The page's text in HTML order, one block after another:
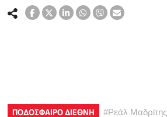
ΠΟΔΟΣΦΑΙΡΟ ΔΙΕΘΝΗ #Ρεάλ Μαδρίτης